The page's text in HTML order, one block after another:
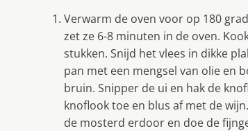
Verwarm de oven voor op 180
zet ze 6-8 minuten in de oven.
stukken. Snijd het vlees in dikke
pan met een mengsel van olie en
bruin. Snipper de ui en hak de
knoflook toe en blus af met de
de mosterd erdoor en doe de